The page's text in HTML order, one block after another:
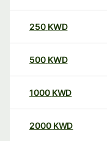
250 KWD
500 KWD
1000 KWD
2000 KWD